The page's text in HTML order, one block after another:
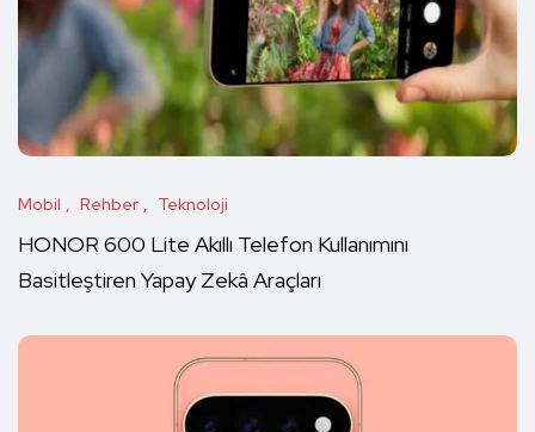
Mobil Rehber Teknoloji
HONOR 600 Lite Akıllı Telefon Kullanımını
Basitleştiren Yapay Zekâ Araçları